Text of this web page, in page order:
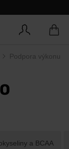
Podpora výkonu
a BCAA